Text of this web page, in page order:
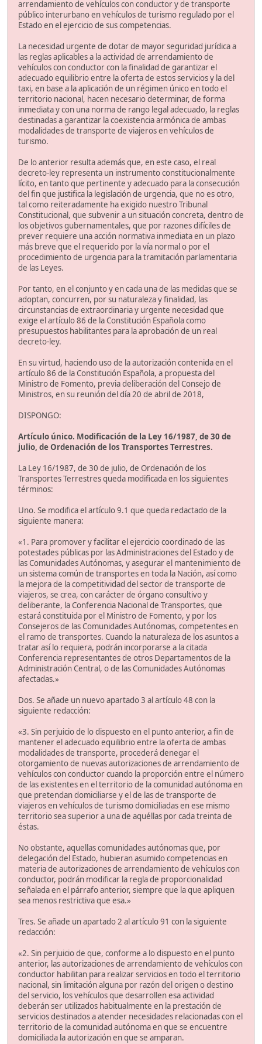
arrendamiento de vehículos con conductor y de transporte
público interurbano en vehículos de turismo regulado por el
Estado en el ejercicio de sus competencias.
La necesidad urgente de dotar de mayor seguridad jurídica a
las reglas aplicables a la actividad de arrendamiento de
vehículos con conductor con la finalidad de garantizar el
adecuado equilibrio entre la oferta de estos servicios y la del
taxi, en base a la aplicación de un régimen único en todo el
territorio nacional, hacen necesario determinar, de forma
inmediata y con una norma de rango legal adecuado, la reglas
destinadas a garantizar la coexistencia armónica de ambas
modalidades de transporte de viajeros en vehículos de
turismo.
De lo anterior resulta además que, en este caso, el real
decreto-ley representa un instrumento constitucionalmente
lícito, en tanto que pertinente y adecuado para la consecución
del fin que justifica la legislación de urgencia, que no es otro,
tal como reiteradamente ha exigido nuestro Tribunal
Constitucional, que subvenir a un situación concreta, dentro de
los objetivos gubernamentales, que por razones difíciles de
prever requiere una acción normativa inmediata en un plazo
más breve que el requerido por la vía normal o por el
procedimiento de urgencia para la tramitación parlamentaria
de las Leyes.
Por tanto, en el conjunto y en cada una de las medidas que se
adoptan, concurren, por su naturaleza y finalidad, las
circunstancias de extraordinaria y urgente necesidad que
exige el artículo 86 de la Constitución Española como
presupuestos habilitantes para la aprobación de un real
decreto-ley.
En su virtud, haciendo uso de la autorización contenida en el
artículo 86 de la Constitución Española, a propuesta del
Ministro de Fomento, previa deliberación del Consejo de
Ministros, en su reunión del día 20 de abril de 2018,
DISPONGO:
Artículo único. Modificación de la Ley 16/1987, de 30 de
julio, de Ordenación de los Transportes Terrestres.
La Ley 16/1987, de 30 de julio, de Ordenación de los
Transportes Terrestres queda modificada en los siguientes
términos:
Uno. Se modifica el artículo 9.1 que queda redactado de la
siguiente manera:
«1. Para promover y facilitar el ejercicio coordinado de las
potestades públicas por las Administraciones del Estado y de
las Comunidades Autónomas, y asegurar el mantenimiento de
un sistema común de transportes en toda la Nación, así como
la mejora de la competitividad del sector de transporte de
viajeros, se crea, con carácter de órgano consultivo y
deliberante, la Conferencia Nacional de Transportes, que
estará constituida por el Ministro de Fomento, y por los
Consejeros de las Comunidades Autónomas, competentes en
el ramo de transportes. Cuando la naturaleza de los asuntos a
tratar así lo requiera, podrán incorporarse a la citada
Conferencia representantes de otros Departamentos de la
Administración Central, o de las Comunidades Autónomas
afectadas.»
Dos. Se añade un nuevo apartado 3 al artículo 48 con la
siguiente redacción:
«3. Sin perjuicio de lo dispuesto en el punto anterior, a fin de
mantener el adecuado equilibrio entre la oferta de ambas
modalidades de transporte, procederá denegar el
otorgamiento de nuevas autorizaciones de arrendamiento de
vehículos con conductor cuando la proporción entre el número
de las existentes en el territorio de la comunidad autónoma en
que pretendan domiciliarse y el de las de transporte de
viajeros en vehículos de turismo domiciliadas en ese mismo
territorio sea superior a una de aquéllas por cada treinta de
éstas.
No obstante, aquellas comunidades autónomas que, por
delegación del Estado, hubieran asumido competencias en
materia de autorizaciones de arrendamiento de vehículos con
conductor, podrán modificar la regla de proporcionalidad
señalada en el párrafo anterior, siempre que la que apliquen
sea menos restrictiva que esa.»
Tres. Se añade un apartado 2 al artículo 91 con la siguiente
redacción:
«2. Sin perjuicio de que, conforme a lo dispuesto en el punto
anterior, las autorizaciones de arrendamiento de vehículos con
conductor habilitan para realizar servicios en todo el territorio
nacional, sin limitación alguna por razón del origen o destino
del servicio, los vehículos que desarrollen esa actividad
deberán ser utilizados habitualmente en la prestación de
servicios destinados a atender necesidades relacionadas con el
territorio de la comunidad autónoma en que se encuentre
domiciliada la autorización en que se amparan.